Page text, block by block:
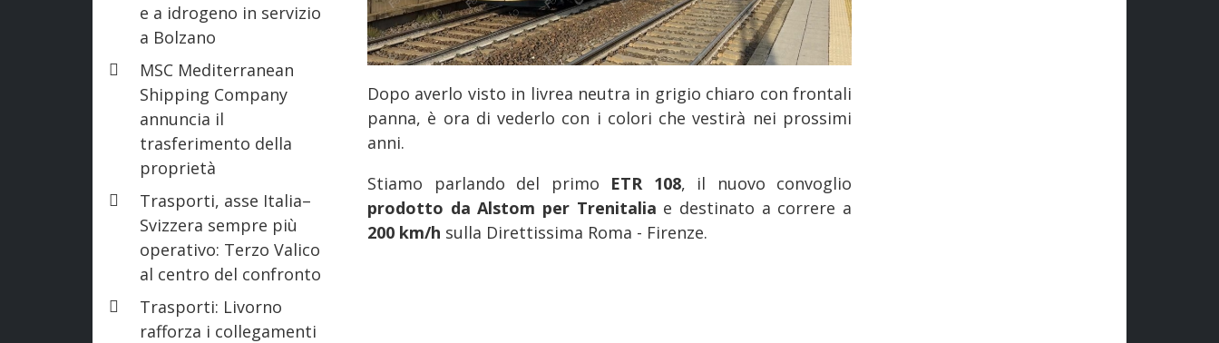
e a idrogeno in servizio
a Bolzano
MSC Mediterranean
Shipping Company
annuncia il
trasferimento della
proprietà
Trasporti, asse Italia–
Svizzera sempre più
operativo: Terzo Valico
al centro del confronto
Trasporti: Livorno
rafforza i collegamenti
Dopo averlo visto in livrea neutra in grigio chiaro con frontali
panna, è ora di vederlo con i colori che vestirà nei prossimi
anni.
Stiamo parlando del primo ETR 108, il nuovo convoglio
prodotto da Alstom per Trenitalia e destinato a correre a
200 km/h sulla Direttissima Roma - Firenze.